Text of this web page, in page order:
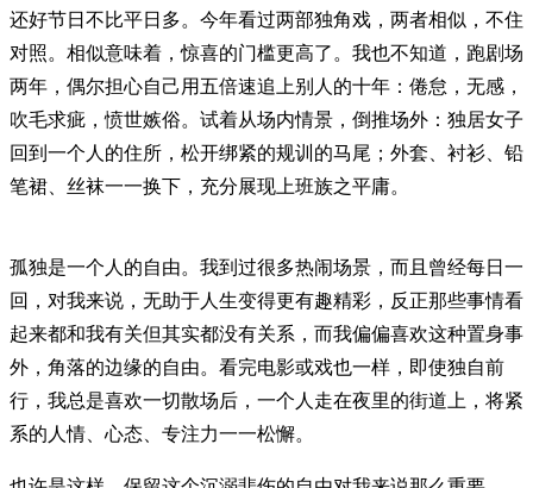
还好节日不比平日多。今年看过两部独角戏，两者相似，不住
对照。相似意味着，惊喜的门槛更高了。我也不知道，跑剧场
两年，偶尔担心自己用五倍速追上别人的十年：倦怠，无感，
吹毛求疵，愤世嫉俗。试着从场内情景，倒推场外：独居女子
回到一个人的住所，松开绑紧的规训的马尾；外套、衬衫、铅
笔裙、丝袜一一换下，充分展现上班族之平庸。
孤独是一个人的自由。我到过很多热闹场景，而且曾经每日一
回，对我来说，无助于人生变得更有趣精彩，反正那些事情看
起来都和我有关但其实都没有关系，而我偏偏喜欢这种置身事
外，角落的边缘的自由。看完电影或戏也一样，即使独自前
行，我总是喜欢一切散场后，一个人走在夜里的街道上，将紧
系的人情、心态、专注力一一松懈。